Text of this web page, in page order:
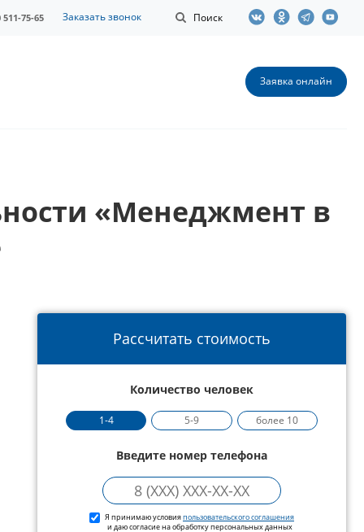
Поиск
511-75-65 Заказать звонок
Заявка онлайн
«Менеджмент в
Рассчитать стоимость
Количество человек
1-4 5-9 более 10
Введите номер телефона
Я принимаю условияпользовательского соглашения
и даю согласие на обработку персональных данных